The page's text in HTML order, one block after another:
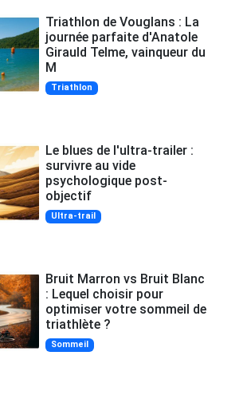
Triathlon de Vouglans : La
journée parfaite d'Anatole
Girauld Telme, vainqueur du
M
Triathlon
Le blues de l'ultra-trailer :
survivre au vide
psychologique post-
objectif
Ultra-trail
Bruit Marron vs Bruit Blanc
: Lequel choisir pour
optimiser votre sommeil de
triathlète ?
Sommeil